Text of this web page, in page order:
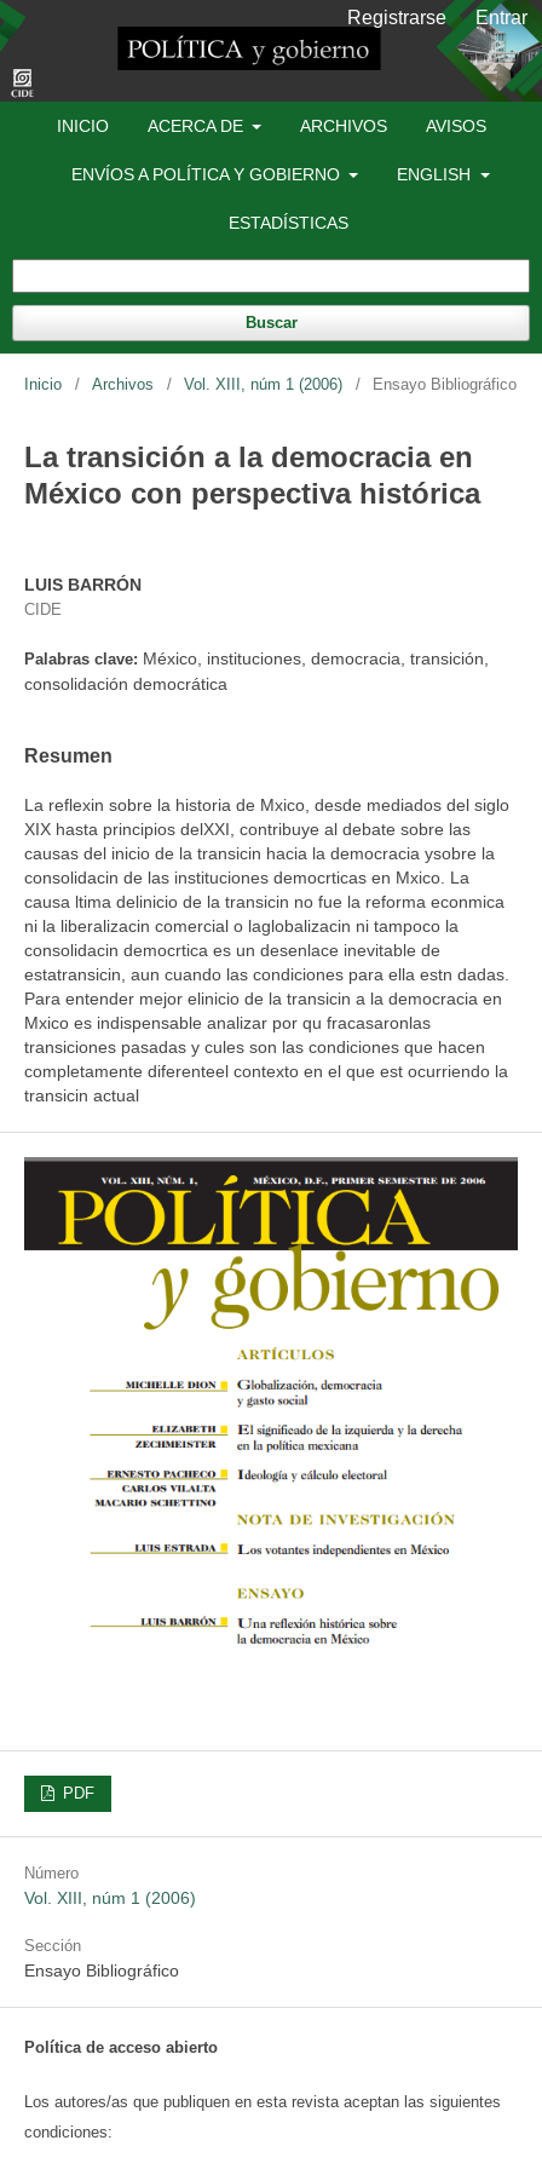
INICIO ACERCA DE ARCHIVOS AVISOS
ENVÍOS A POLÍTICA Y GOBIERNO ENGLISH
ESTADÍSTICAS
Buscar
Registrarse Entrar
Inicio / Archivos / Vol. XIII, núm 1 (2006) / Ensayo Bibliográfico
La transición a la democracia en
México con perspectiva histórica
LUIS BARRÓN
CIDE
Palabras clave: México, instituciones, democracia, transición,
consolidación democrática
Resumen
La reflexin sobre la historia de Mxico, desde mediados del siglo
XIX hasta principios delXXI, contribuye al debate sobre las
causas del inicio de la transicin hacia la democracia ysobre la
consolidacin de las instituciones democrticas en Mxico. La
causa ltima delinicio de la transicin no fue la reforma econmica
ni la liberalizacin comercial o laglobalizacin ni tampoco la
consolidacin democrtica es un desenlace inevitable de
estatransicin, aun cuando las condiciones para ella estn dadas.
Para entender mejor elinicio de la transicin a la democracia en
Mxico es indispensable analizar por qu fracasaronlas
transiciones pasadas y cules son las condiciones que hacen
completamente diferenteel contexto en el que est ocurriendo la
transicin actual
PDF
Número
Vol. XIII, núm 1 (2006)
Sección
Ensayo Bibliográfico
Política de acceso abierto
Los autores/as que publiquen en esta revista aceptan las siguientes
condiciones: